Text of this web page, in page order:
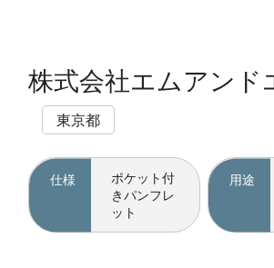
株式会社エムアンド
東京都
仕様
ポケット付
きパンフレ
ット
用途